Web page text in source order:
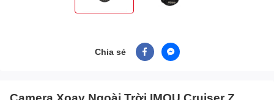
Chia sẻ
Camera Xoay Ngoài Trời IMOU Cruiser Z